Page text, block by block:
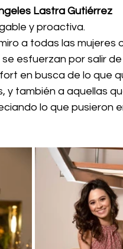
Lastra Gutiérrez
y proactiva.
a todas las mujeres
esfuerzan por salir
en busca de lo que
y también a aquellas
lo que pusieron